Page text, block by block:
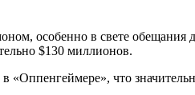
особенно в свете обещания
$130 миллионов.
что